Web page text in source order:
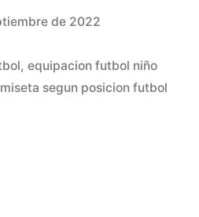
de 2022
, equipacion futbol niño
segun posicion futbol